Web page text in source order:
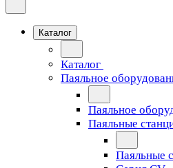
Каталог
Каталог
Паяльное
Паяльное
Паяльные
Паяльные